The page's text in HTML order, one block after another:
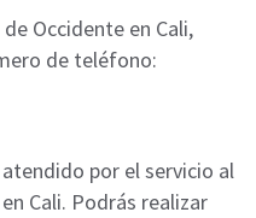
Occidente en Cali,
de teléfono:
por el servicio al
Cali. Podrás realizar